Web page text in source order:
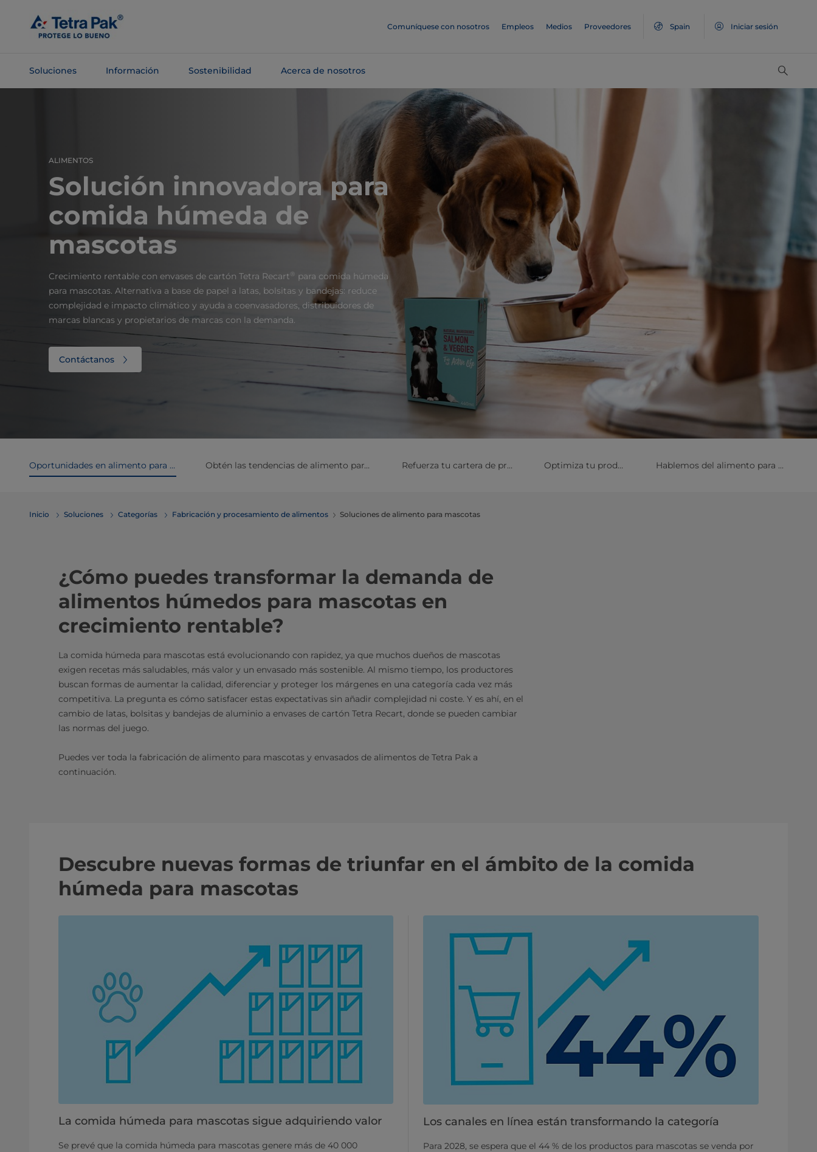
contenido
principal
Comuníquese con nosotros Empleos Medios Proveedores Spain Iniciar sesión
Soluciones Información Sostenibilidad Acerca de nosotros
ALIMENTOS
Solución innovadora para
comida húmeda de
mascotas
Crecimiento rentable con envases de cartón Tetra Recart®
para comida húmeda
para mascotas. Alternativa a base de papel a latas, bolsitas y bandejas: reduce
complejidad e impacto climático y ayuda a coenvasadores, distribuidores de
marcas blancas y propietarios de marcas con la demanda.
Contáctanos
Oportunidades en alimento para mascotas Obtén las tendencias de alimento para mascotas Refuerza tu cartera de productos Optimiza tu producción Hablemos del alimento para mascotas
Inicio Soluciones Categorías Fabricación y procesamiento de alimentos Soluciones de alimento para mascotas
¿Cómo puedes transformar la demanda de
alimentos húmedos para mascotas en
crecimiento rentable?
La comida húmeda para mascotas está evolucionando con rapidez, ya que muchos dueños de mascotas
exigen recetas más saludables, más valor y un envasado más sostenible. Al mismo tiempo, los productores
buscan formas de aumentar la calidad, diferenciar y proteger los márgenes en una categoría cada vez más
competitiva. La pregunta es cómo satisfacer estas expectativas sin añadir complejidad ni coste. Y es ahí, en el
cambio de latas, bolsitas y bandejas de aluminio a envases de cartón Tetra Recart, donde se pueden cambiar
las normas del juego.
Puedes ver toda la fabricación de alimento para mascotas y envasados de alimentos de Tetra Pak a
continuación.
Descubre nuevas formas de triunfar en el ámbito de la comida
húmeda para mascotas
La comida húmeda para mascotas sigue adquiriendo valor
Se prevé que la comida húmeda para mascotas genere más de 40 000
Los canales en línea están transformando la categoría
Para 2028, se espera que el 44 % de los productos para mascotas se venda por